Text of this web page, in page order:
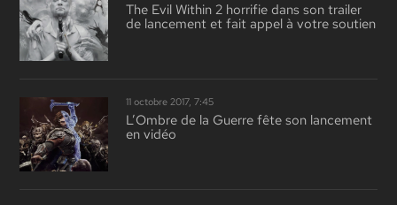
The Evil Within 2 horrifie dans son trailer
de lancement et fait appel à votre soutien
11 octobre 2017, 7:45
L’Ombre de la Guerre fête son lancement
en vidéo